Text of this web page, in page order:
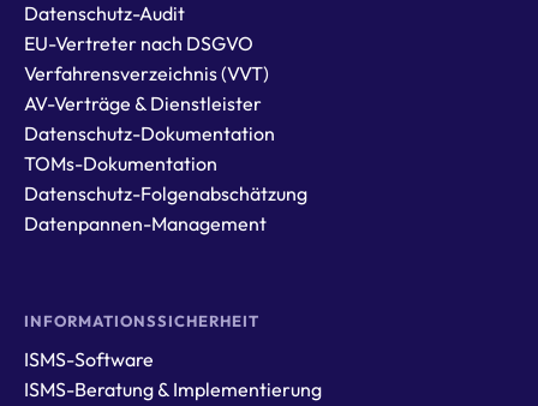
Datenschutz-Audit
EU-Vertreter nach DSGVO
Verfahrensverzeichnis (VVT)
AV-Verträge & Dienstleister
Datenschutz-Dokumentation
TOMs-Dokumentation
Datenschutz-Folgenabschätzung
Datenpannen-Management
INFORMATIONSSICHERHEIT
ISMS-Software
ISMS-Beratung & Implementierung